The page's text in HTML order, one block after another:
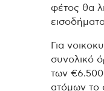
φέτος θα
Για
συνολικό
των €6.500
ατόμων το